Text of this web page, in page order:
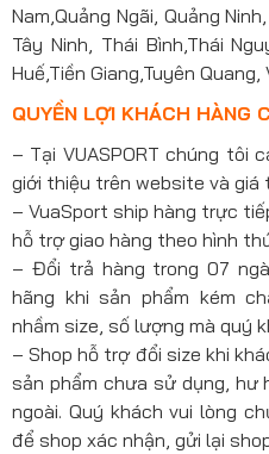
Nam,Quảng Ngãi, Quảng
Tây Ninh, Thái Bình,Thái
Huế,Tiền Giang,Tuyên
QUYỀN LỢI KHÁCH HÀNG
– Tại VUASPORT chúng tôi
giới thiệu trên website và giá
– VuaSport ship hàng trực
hỗ trợ giao hàng theo hình
– Đổi trả hàng trong 07
hãng khi sản phẩm kém
nhầm size, số lượng mà quý
– Shop hỗ trợ đổi size khi
sản phẩm chưa sử dụng, hư
ngoài. Quý khách vui lòng
để shop xác nhận, gửi lại